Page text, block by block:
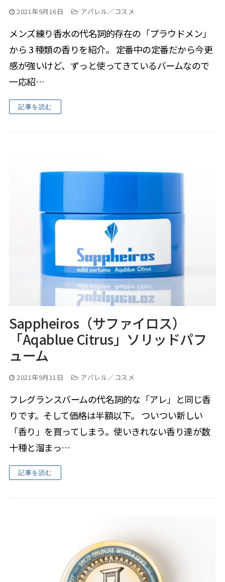
2021年9月16日 アパレル／コスメ
メンズ練り香水の代名詞的存在の「プラウドメン」
から 3 種類の香りを紹介。 定番中の定番だから今更
感が強いけど、ずっと使ってきているバームなので
一応紹…
記事を読む
Sappheiros（サファイロス）
「Aqablue Citrus」ソリッドパフ
ューム
2021年9月11日 アパレル／コスメ
フレグランスバームの代名詞的な「アレ」と同じ香
りです。そして価格は半額以下。 ついつい新しい
「香り」を買ってしまう。使いきれない香り達が数
十種と溜まっ…
記事を読む